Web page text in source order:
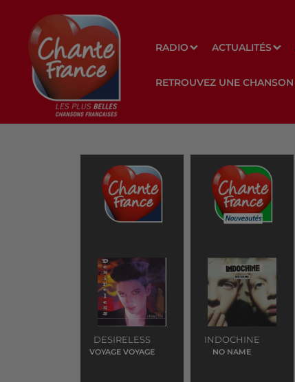
RADIO ACTUALITÉS
RETROUVEZ UNE CHANSON
DESIRELESS
VOYAGE VOYAGE
INDOCHINE
NO NAME